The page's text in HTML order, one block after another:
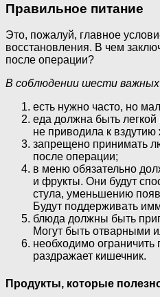
Правильное питание
Это, пожалуй, главное
восстановления. В чем
после операции?
В соблюдении шести важных
есть нужно часто, но
еда должна быть
не приводила к вздутию
запрещено принимать
после операции;
в меню обязательно
и фрукты. Они будут
стула, уменьшению
Будут поддерживать
блюда должны быть
Могут быть отварными
необходимо ограничить
раздражает кишечник.
Продукты, которые